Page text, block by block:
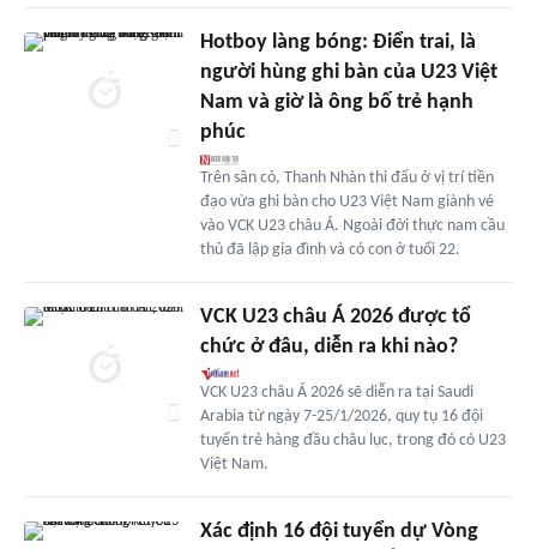
Hotboy làng bóng: Điển trai, là
người hùng ghi bàn của U23 Việt
Nam và giờ là ông bố trẻ hạnh
phúc
Trên sân cỏ, Thanh Nhàn thi đấu ở vị trí tiền
đạo vừa ghi bàn cho U23 Việt Nam giành vé
vào VCK U23 châu Á. Ngoài đời thực nam cầu
thủ đã lập gia đình và có con ở tuổi 22.
VCK U23 châu Á 2026 được tổ
chức ở đâu, diễn ra khi nào?
VCK U23 châu Á 2026 sẽ diễn ra tại Saudi
Arabia từ ngày 7-25/1/2026, quy tụ 16 đội
tuyển trẻ hàng đầu châu lục, trong đó có U23
Việt Nam.
Xác định 16 đội tuyển dự Vòng